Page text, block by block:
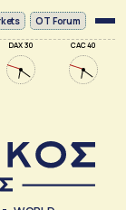
DAX 30 CAC 40
OT Forum